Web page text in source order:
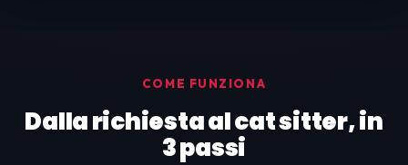
COME FUNZIONA
Dalla richiesta al cat sitter, in
3 passi